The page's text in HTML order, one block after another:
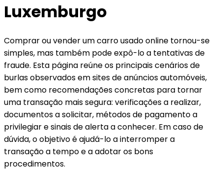
Luxemburgo
Comprar ou vender um carro usado online tornou-se
simples, mas também pode expô-lo a tentativas de
fraude. Esta página reúne os principais cenários de
burlas observados em sites de anúncios automóveis,
bem como recomendações concretas para tornar
uma transação mais segura: verificações a realizar,
documentos a solicitar, métodos de pagamento a
privilegiar e sinais de alerta a conhecer. Em caso de
dúvida, o objetivo é ajudá-lo a interromper a
transação a tempo e a adotar os bons
procedimentos.